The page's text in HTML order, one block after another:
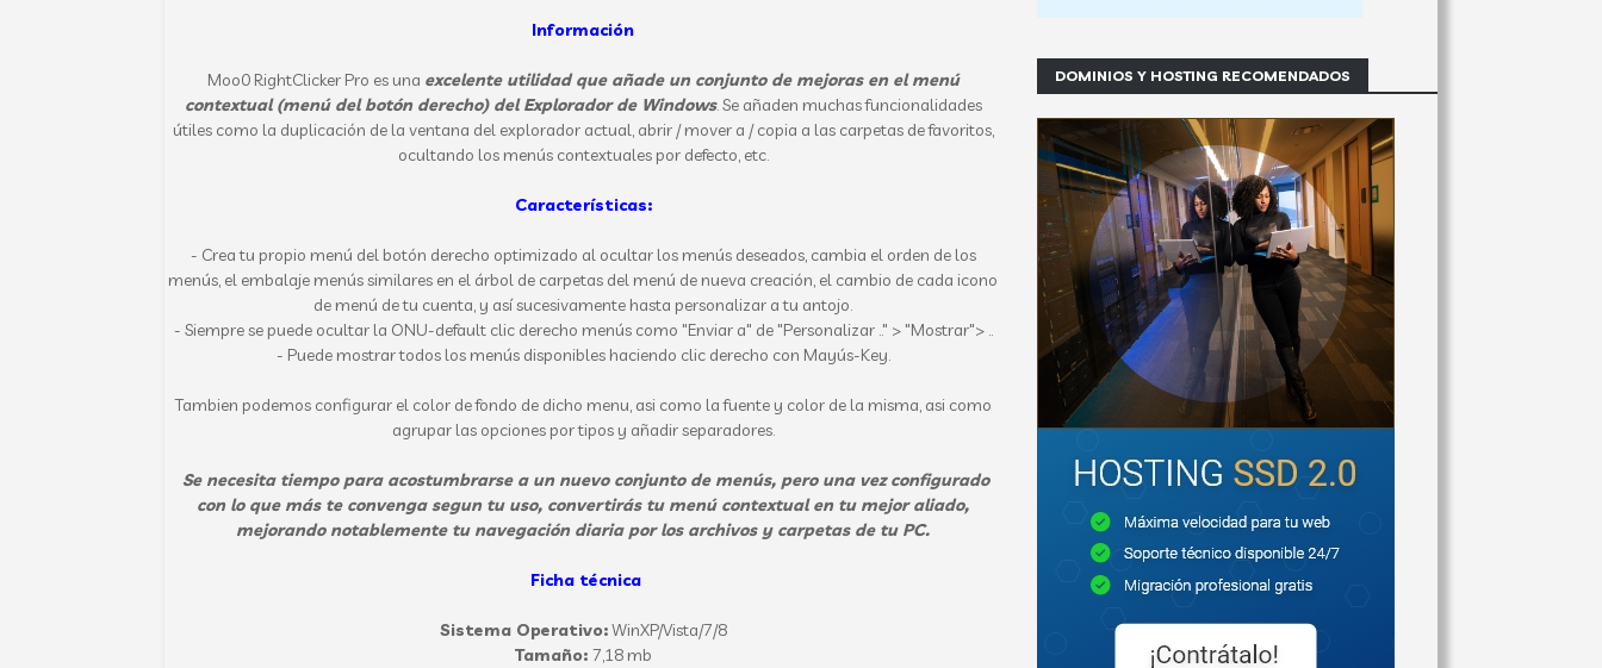
Información
Moo0 RightClicker Pro es una excelente utilidad que añade un conjunto de mejoras en el menú
contextual (menú del botón derecho) del Explorador de Windows.Se añaden muchasfuncionalidades
útiles como la duplicación de la ventana del explorador actual, abrir / mover a / copia a las carpetas defavoritos,
ocultando los menús contextuales por defecto, etc.
Características:
- Creatu propio menú del botón derecho optimizado al ocultar los menús deseados, cambia el orden de los
menús, el embalaje menús similares en el árbol de carpetas del menú de nueva creación, el cambio de cada icono
de menú detu cuenta, y así sucesivamente hasta personalizar a tu antojo.
- Siempre se puede ocultar la ONU-default clic derecho menús como "Enviar a" de "Personalizar .." > "Mostrar"> ..
- Puede mostrar todos los menús disponibles haciendo clic derecho con Mayús-Key.
Tambien podemos configurar el color de fondo de dicho menu, asi como la fuente y color de la misma, asi como
agrupar las opciones por tipos y añadir separadores.
Se necesita tiempo para acostumbrarse a un nuevo conjunto de menús, pero una vez configurado
con lo que más te convenga segun tu uso, convertirás tu menú contextual en tu mejor aliado,
mejorando notablemente tu navegación diaria por los archivos y carpetas de tu PC.
Ficha técnica
Sistema Operativo:WinXP/Vista/7/8
Tamaño: 7,18 mb
DOMINIOS Y HOSTING RECOMENDADOS